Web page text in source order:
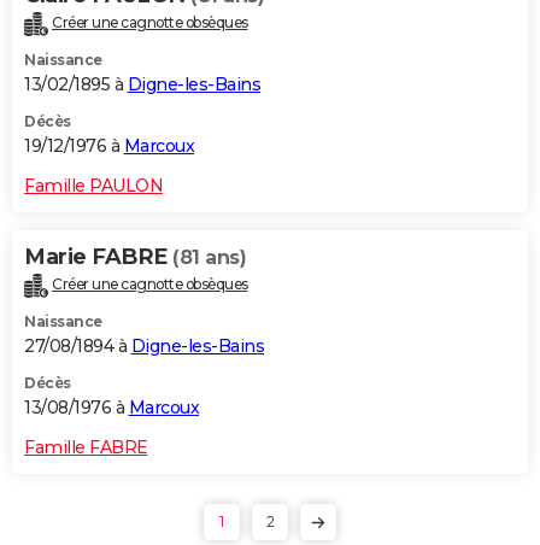
Créer une cagnotte obsèques
Naissance
13/02/1895 à Digne-les-Bains
Décès
19/12/1976 à Marcoux
Famille PAULON
Marie FABRE (81 ans)
Créer une cagnotte obsèques
Naissance
27/08/1894 à Digne-les-Bains
Décès
13/08/1976 à Marcoux
Famille FABRE
1 2